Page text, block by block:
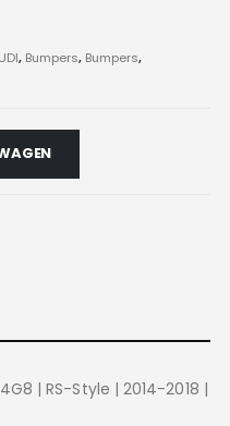
, Bumpers, Bumpers,
| RS-Style | 2014-2018 |